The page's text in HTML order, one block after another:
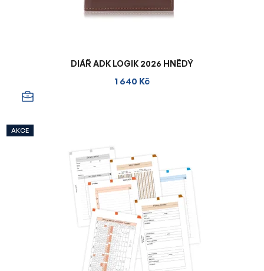
DIÁŘ ADK LOGIK 2026 HNĚDÝ
1 640 Kč
AKCE